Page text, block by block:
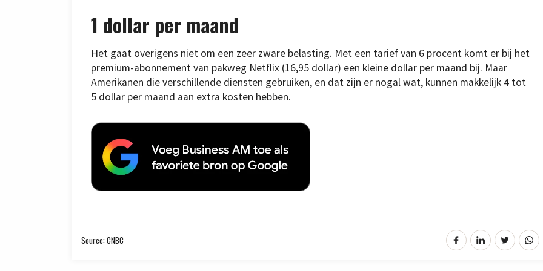
1 dollar per maand
Het gaat overigens niet om een zeer zware belasting. Met een tarief van 6 procent komt er bij het
premium-abonnement van pakweg Netflix (16,95 dollar) een kleine dollar per maand bij. Maar
Amerikanen die verschillende diensten gebruiken, en dat zijn er nogal wat, kunnen makkelijk 4 tot
5 dollar per maand aan extra kosten hebben.
Source: CNBC